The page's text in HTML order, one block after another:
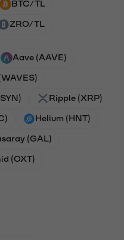
BTC/TL
ZRO/TL
Aave (AAVE)
Ripple (XRP)
Helium (HNT)
(GAL)
(OXT)